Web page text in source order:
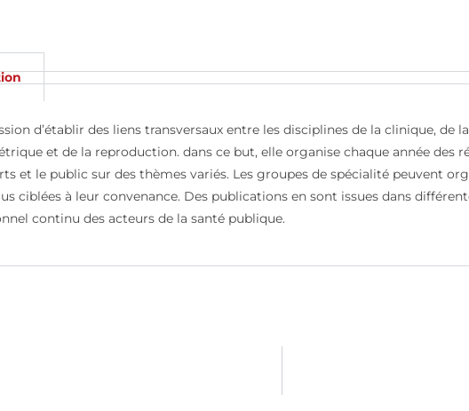
d’établir des liens transversaux entre les disciplines de la clinique, de
et de la reproduction. dans ce but, elle organise chaque année des
et le public sur des thèmes variés. Les groupes de spécialité peuvent
ciblées à leur convenance. Des publications en sont issues dans
continu des acteurs de la santé publique.